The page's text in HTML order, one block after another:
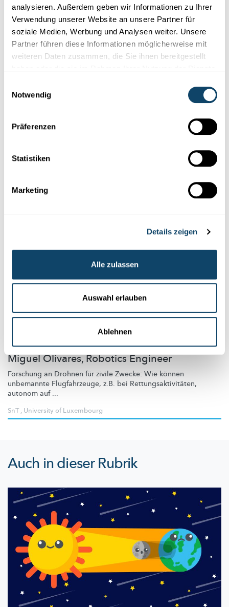
analysieren. Außerdem geben wir Informationen zu Ihrer
Verwendung unserer Website an unsere Partner für
soziale Medien, Werbung und Analysen weiter. Unsere
Partner führen diese Informationen möglicherweise mit
weiteren Daten zusammen, die Sie ihnen bereitgestellt
Notwendig
Präferenzen
Statistiken
Marketing
Details zeigen
Alle zulassen
Auswahl erlauben
Ablehnen
Könnte ein Roboter schon bald den
Nobelpreis gewinnen?
Dank menschlichem Forschergeist könnte es schon bald soweit
sein – so zumindest Hiroaki Kitano, CEO, Sony Computer
FNR
Forschung in Luxemburg
MEET THE SCIENTISTS
Miguel Olivares, Robotics Engineer
Forschung an Drohnen für zivile Zwecke: Wie können
unbemannte Flugfahrzeuge, z.B. bei Rettungsaktivitäten,
autonom auf ...
SnT, University of Luxembourg
Auch in dieser Rubrik